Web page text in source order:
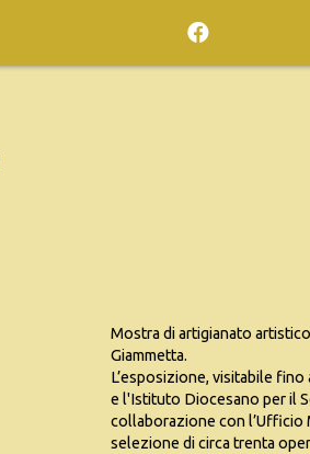
Mostra di artigianato
Giammetta.
L’esposizione, visitabile
e l'Istituto Diocesano per il
collaborazione con l’Ufficio
selezione di circa trenta